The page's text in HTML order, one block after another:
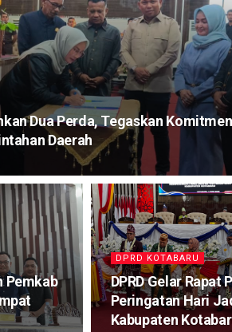
Dua Perda, Tegaskan
Daerah
Pemkab
DPRD KOTABARU
DPRD Gelar Rapat
Peringatan Hari
Kabupaten